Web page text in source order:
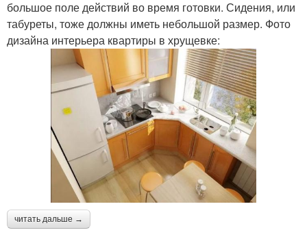
большое поле действий во время готовки. Сидения, или
табуреты, тоже должны иметь небольшой размер. Фото
дизайна интерьера квартиры в хрущевке:
читать дальше →